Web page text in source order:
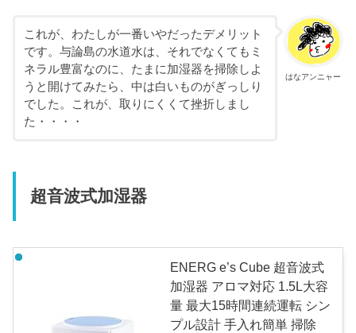
はなアンニャー
これが、わたしが一番いやだったデメリット
です。与論島の水道水は、それでなくてもミ
ネラル豊富なのに、たまに加湿器を掃除しよ
うと開けてみたら、中は白いものがぎっしり
でした。これが、取りにくくて挫折しまし
た・・・・
超音波式加湿器
ENERG e’s Cube 超音波式
加湿器 アロマ対応 1.5L大容
量 最大15時間連続運転 シン
プル設計 手入れ簡単 掃除